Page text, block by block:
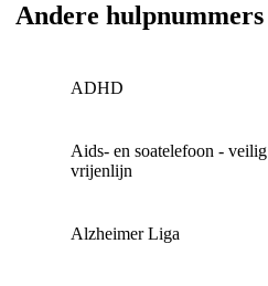
Andere hulpnummers
ADHD
Aids- en soatelefoon - veilig
vrijenlijn
Alzheimer Liga